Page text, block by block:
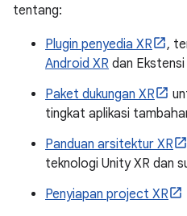
tentang:
Plugin penyedia XR ,
Android XR dan
Paket dukungan XR
tingkat aplikasi
Panduan arsitektur XR
teknologi Unity XR dan
Penyiapan project XR